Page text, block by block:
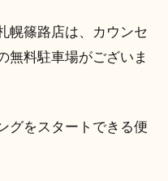
幌篠路店は、カウンセ
無料駐車場がございま
グをスタートできる便